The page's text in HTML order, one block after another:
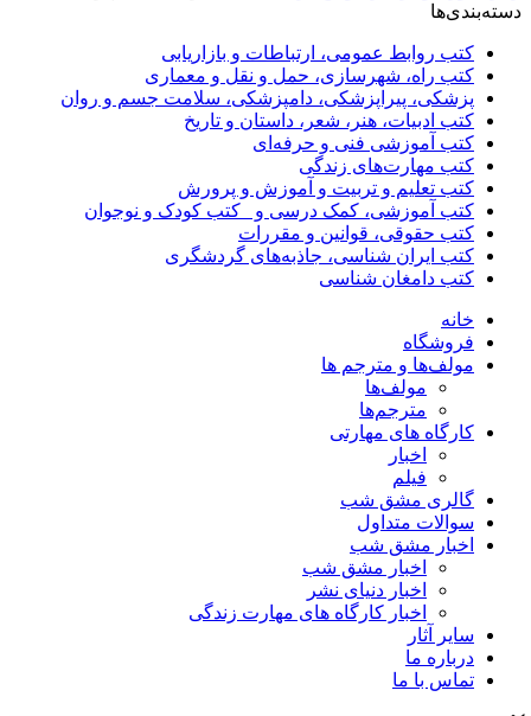
دسته‌بندی‌ها
کتب روابط عمومی، ارتباطات و بازاریابی
کتب راه، شهرسازی، حمل و نقل و معماری
پزشکی، پیراپزشکی، دامپزشکی، سلامت جسم و روان
کتب ادبیات، هنر، شعر، داستان و تاریخ
کتب آموزشی فنی و حرفه‌ای
کتب مهارت‌های زندگی
کتب تعلیم و تربیت و آموزش و پرورش
کتب آموزشی، کمک درسی و _کتب کودک و نوجوان
کتب حقوقی، قوانین و مقررات
کتب ایران شناسی، جاذبه‌های گردشگری
کتب دامغان شناسی
خانه
فروشگاه
مولف‌ها و مترجم ها
مولف‌ها
مترجم‌ها
کارگاه های مهارتی
اخبار
فیلم
گالری مشق شب
سوالات متداول
اخبار مشق شب
اخبار مشق شب
اخبار دنیای نشر
اخبار کارگاه های مهارت زندگی
سایر آثار
درباره ما
تماس با ما